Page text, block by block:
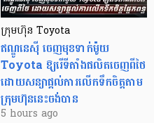
ក្រុមហ៊ុន Toyota
ឥណ្ឌូនេស៊ី ចេញមុខទាក់ម៉ូយ
Toyota ឱ្យរើទីតាំងផលិតចេញពីថៃ
ដោយសន្យាផ្តល់ការលើកទឹកចិត្តតាម
ក្រុមហ៊ុននេះចង់បាន
5 hours ago